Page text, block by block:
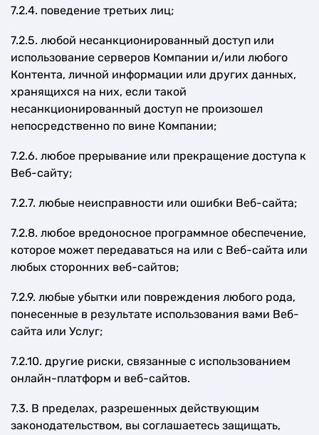
7.2.4. поведение третьих лиц;
7.2.5. любой несанкционированный доступ или
использование серверов Компании и/или любого
Контента, личной информации или других данных,
хранящихся на них, если такой
несанкционированный доступ не произошел
непосредственно по вине Компании;
7.2.6. любое прерывание или прекращение доступа к
Веб-сайту;
7.2.7. любые неисправности или ошибки Веб-сайта;
7.2.8. любое вредоносное программное обеспечение,
которое может передаваться на или с Веб-сайта или
любых сторонних веб-сайтов;
7.2.9. любые убытки или повреждения любого рода,
понесенные в результате использования вами Веб-
сайта или Услуг;
7.2.10. другие риски, связанные с использованием
онлайн-платформ и веб-сайтов.
7.3. В пределах, разрешенных действующим
законодательством, вы соглашаетесь защищать,